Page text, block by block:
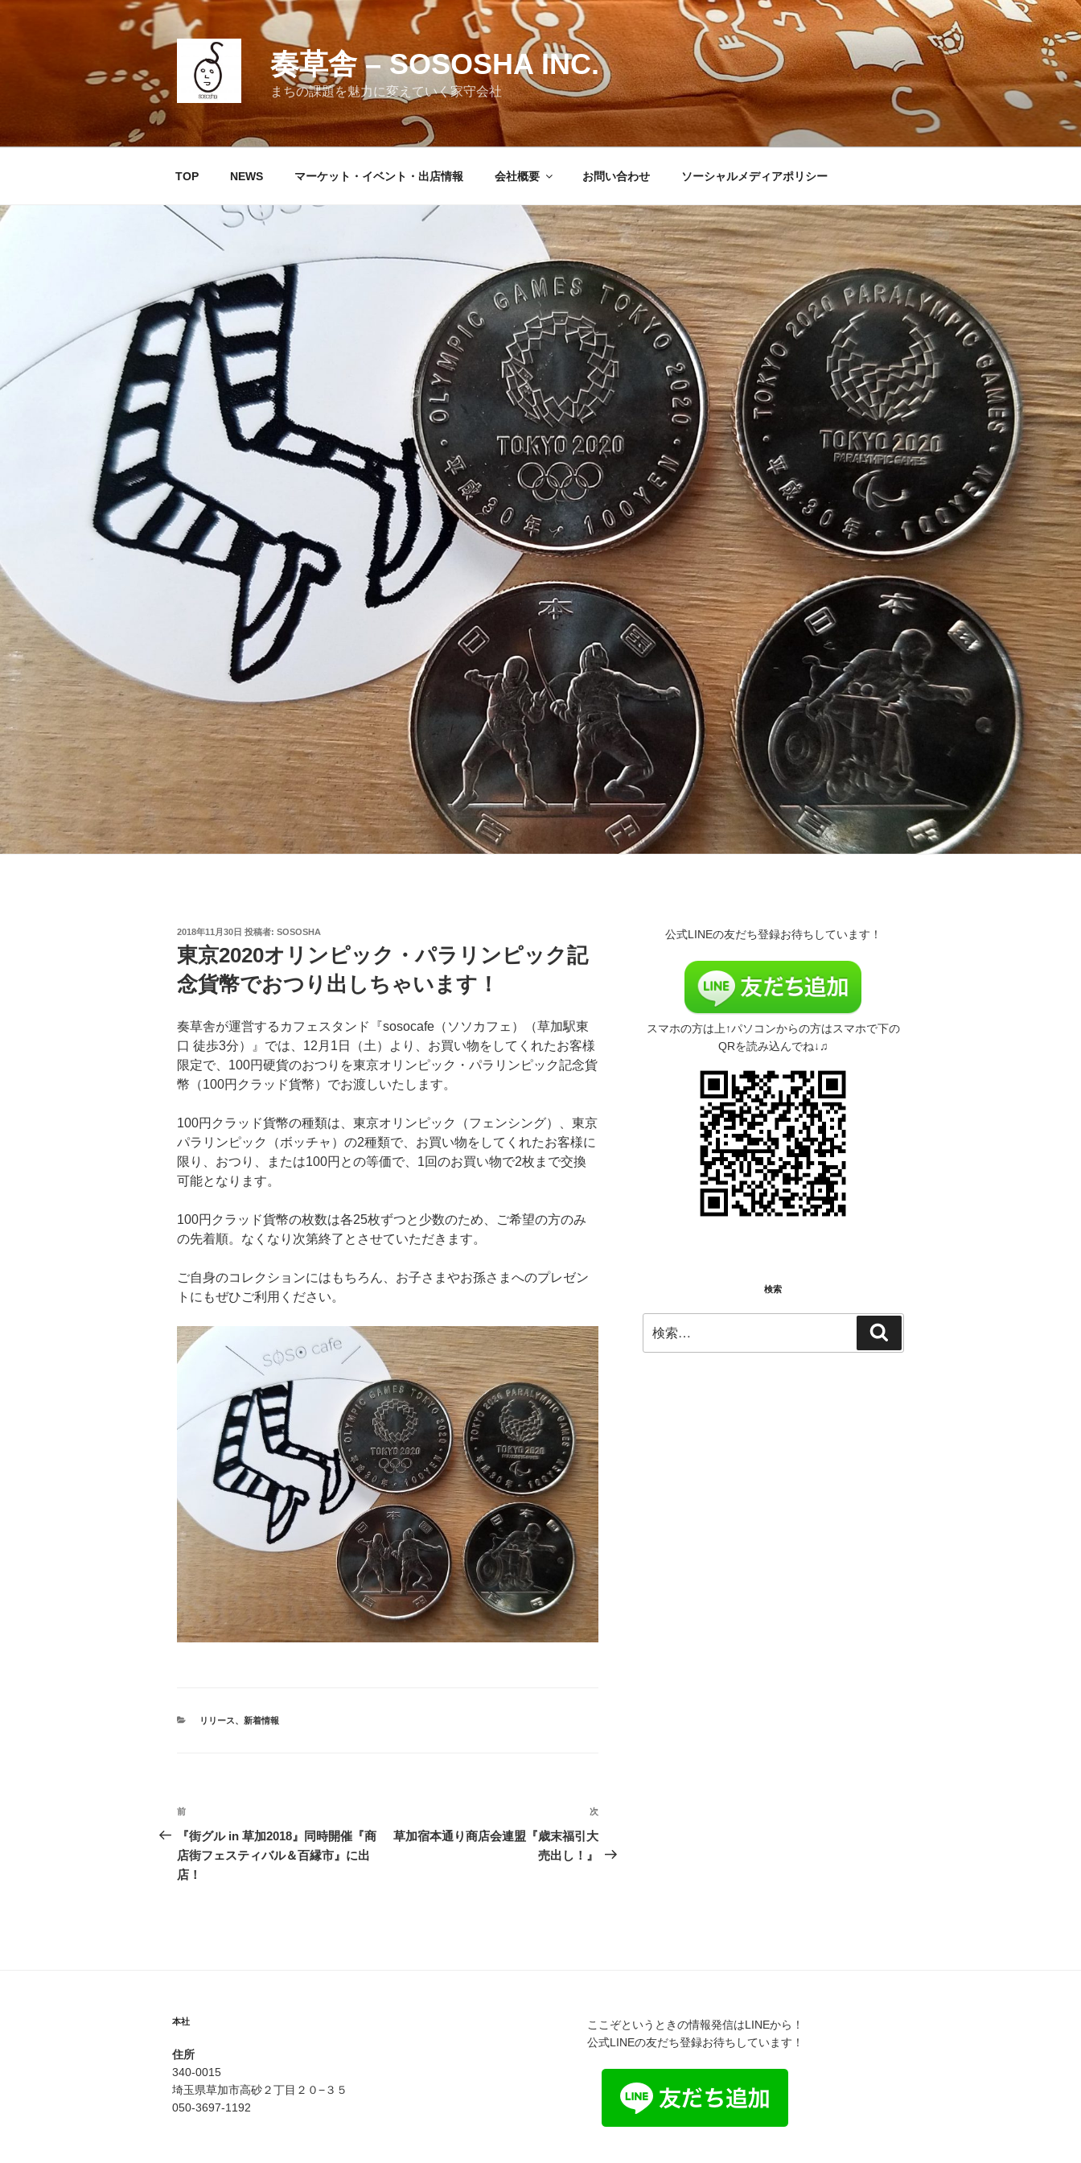
キ
奏草舎 – SOSOSHA INC.
まちの課題を魅力に変えていく家守会社
TOP NEWS マーケット・イベント・出店情報 会社概要 お問い合わせ ソーシャルメディアポリシー
投
日:
2018年11月30日 投稿者: SOSOSHA
東京2020オリンピック・パラリンピック記
念貨幣でおつり出しちゃいます！
奏草舎が運営するカフェスタンド『sosocafe（ソソカフェ）（草加駅東
口 徒歩3分）』では、12月1日（土）より、お買い物をしてくれたお客様
限定で、100円硬貨のおつりを東京オリンピック・パラリンピック記念貨
幣（100円クラッド貨幣）でお渡しいたします。
100円クラッド貨幣の種類は、東京オリンピック（フェンシング）、東京
パラリンピック（ボッチャ）の2種類で、お買い物をしてくれたお客様に
限り、おつり、または100円との等価で、1回のお買い物で2枚まで交換
可能となります。
100円クラッド貨幣の枚数は各25枚ずつと少数のため、ご希望の方のみ
の先着順。なくなり次第終了とさせていただきます。
ご自身のコレクションにはもちろん、お子さまやお孫さまへのプレゼン
トにもぜひご利用ください。
カ
リリース、 新着情報
投
稿
ナ
前
の
投
稿
前
『街グル in 草加2018』同時開催『商
店街フェスティバル＆百縁市』に出
店！
次
の
投
次
草加宿本通り商店会連盟『歳末福引大
売出し！』
公式LINEの友だち登録お待ちしています！
スマホの方は上↑パソコンからの方はスマホで下の
QRを読み込んでね↓♫
検索
索
本社
住所
340-0015
埼玉県草加市高砂２丁目２０−３５
050-3697-1192
ここぞというときの情報発信はLINEから！
公式LINEの友だち登録お待ちしています！